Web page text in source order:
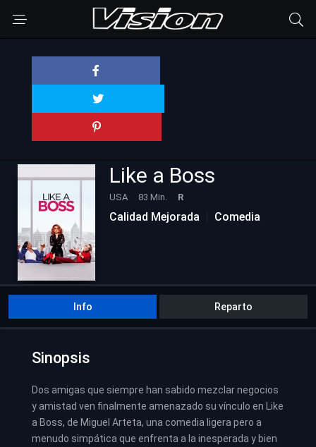
Like a Boss
USA 83 Min. R
Calidad Mejorada Comedia
Info Reparto
Sinopsis
Dos amigas que siempre han sabido mezclar negocios
y amistad ven finalmente amenazado su vínculo en Like
a Boss, de Miguel Arteta, una comedia ligera pero a
menudo simpática que enfrenta a la inesperada y bien